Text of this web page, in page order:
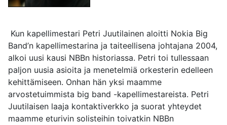
Kun kapellimestari Petri Juutilainen aloitti Nokia Big
Band’n kapellimestarina ja taiteellisena johtajana 2004,
alkoi uusi kausi NBBn historiassa. Petri toi tullessaan
paljon uusia asioita ja menetelmiä orkesterin edelleen
kehittämiseen. Onhan hän yksi maamme
arvostetuimmista big band -kapellimestareista. Petri
Juutilaisen laaja kontaktiverkko ja suorat yhteydet
maamme eturivin solisteihin toivatkin NBBn